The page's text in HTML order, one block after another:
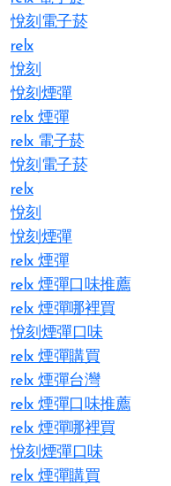
悅刻電子菸
relx
悅刻
悅刻煙彈
relx 煙彈
relx 電子菸
悅刻電子菸
relx
悅刻
悅刻煙彈
relx 煙彈
relx 煙彈口味推薦
relx 煙彈哪裡買
悅刻煙彈口味
relx 煙彈購買
relx 煙彈台灣
relx 煙彈口味推薦
relx 煙彈哪裡買
悅刻煙彈口味
relx 煙彈購買